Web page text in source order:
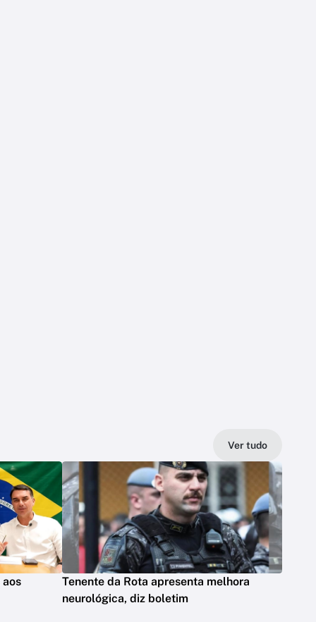
Ver tudo
Tenente da Rota apresenta melhora
neurológica, diz boletim